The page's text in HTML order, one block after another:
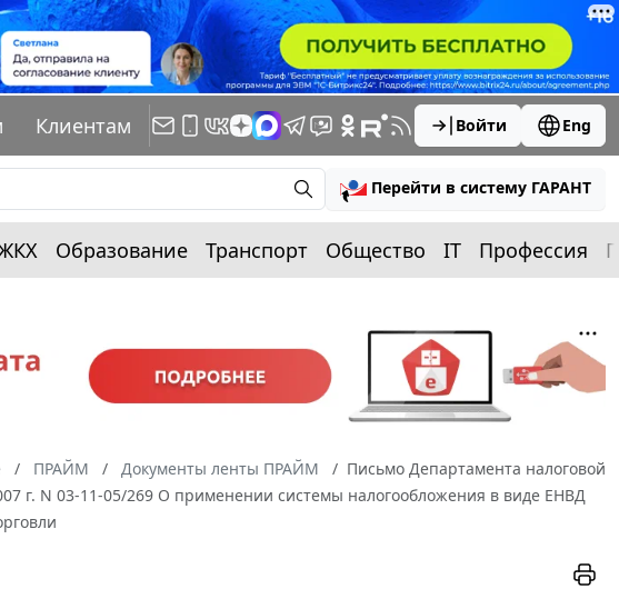
Клиентам Войти Eng
Перейти в систему ГАРАНТ
Образование Транспорт Общество IT Профессия
ПРАЙМ Документы ленты ПРАЙМ
Письмо Департамента налоговой
г. N 03-11-05/269 О применении системы налогообложения в виде ЕНВД